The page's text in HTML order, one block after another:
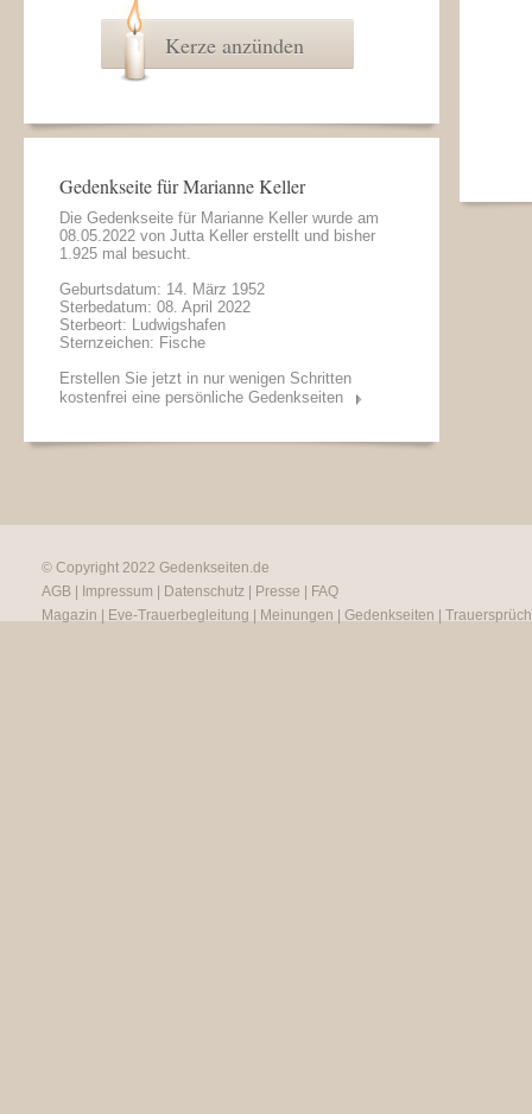
Kerze anzünden
Gedenkseite für Marianne Keller
Die Gedenkseite für Marianne Keller wurde am
08.05.2022 von Jutta Keller erstellt und bisher
1.925 mal besucht.
Geburtsdatum: 14. März 1952
Sterbedatum: 08. April 2022
Sterbeort: Ludwigshafen
Sternzeichen: Fische
Erstellen Sie jetzt in nur wenigen Schritten
kostenfrei eine persönliche Gedenkseiten
© Copyright 2022 Gedenkseiten.de
AGB
Impressum Datenschutz Presse
FAQ
Magazin
Eve-Trauerbegleitung Meinungen Gedenkseiten